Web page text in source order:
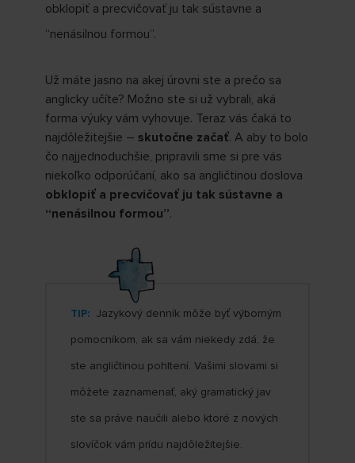
obklopiť a precvičovať ju tak sústavne a
“nenásilnou formou”.
Už máte jasno na akej úrovni ste a prečo sa
anglicky učíte? Možno ste si už vybrali, aká
forma výuky vám vyhovuje. Teraz vás čaká to
najdôležitejšie – skutočne začať. A aby to bolo
čo najjednoduchšie, pripravili sme si pre vás
niekoľko odporúčaní, ako sa angličtinou doslova
obklopiť a precvičovať ju tak sústavne a
“nenásilnou formou”.
TIP: Jazykový denník môže byť výborným
pomocníkom, ak sa vám niekedy zdá, že
ste angličtinou pohltení. Vašimi slovami si
môžete zaznamenať, aký gramatický jav
ste sa práve naučili alebo ktoré z nových
slovíčok vám prídu najdôležitejšie.